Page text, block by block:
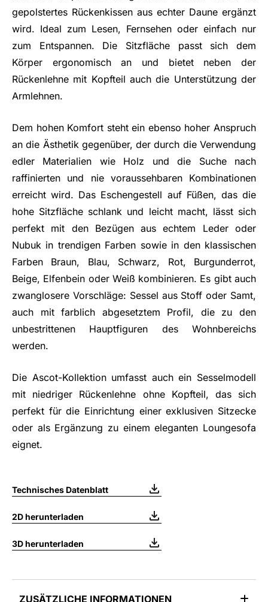
gepolstertes Rückenkissen aus echter Daune ergänzt
wird. Ideal zum Lesen, Fernsehen oder einfach nur
zum Entspannen. Die Sitzfläche passt sich dem
Körper ergonomisch an und bietet neben der
Rückenlehne mit Kopfteil auch die Unterstützung der
Armlehnen.
Dem hohen Komfort steht ein ebenso hoher Anspruch
an die Ästhetik gegenüber, der durch die Verwendung
edler Materialien wie Holz und die Suche nach
raffinierten und nie voraussehbaren Kombinationen
erreicht wird. Das Eschengestell auf Füßen, das die
hohe Sitzfläche schlank und leicht macht, lässt sich
perfekt mit den Bezügen aus echtem Leder oder
Nubuk in trendigen Farben sowie in den klassischen
Farben Braun, Blau, Schwarz, Rot, Burgunderrot,
Beige, Elfenbein oder Weiß kombinieren. Es gibt auch
zwanglosere Vorschläge: Sessel aus Stoff oder Samt,
auch mit farblich abgesetztem Profil, die zu den
unbestrittenen Hauptfiguren des Wohnbereichs
werden.
Die Ascot-Kollektion umfasst auch ein Sesselmodell
mit niedriger Rückenlehne ohne Kopfteil, das sich
perfekt für die Einrichtung einer exklusiven Sitzecke
oder als Ergänzung zu einem eleganten Loungesofa
eignet.
Technisches Datenblatt
2D herunterladen
3D herunterladen
ZUSÄTZLICHE INFORMATIONEN